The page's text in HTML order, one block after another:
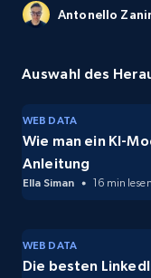
Antonello
Auswahl des
WEB DATA
Wie man ein KI-
Anleitung
Ella Siman 16 min lesen
WEB DATA
Die besten